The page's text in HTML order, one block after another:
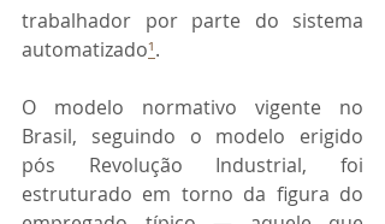
trabalhador por parte do sistema
automatizado¹.
O modelo normativo vigente no
Brasil, seguindo o modelo erigido
pós Revolução Industrial, foi
estruturado em torno da figura do